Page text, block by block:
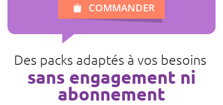
COMMANDER
Des packs adaptés à vos besoins
sans engagement ni
abonnement